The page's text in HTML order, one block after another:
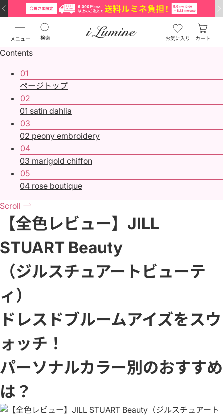
メニュー 検索 お気に入り カート
Contents
01
ページトップ
02
01 satin dahlia
03
02 peony embroidery
04
03 marigold chiffon
05
04 rose boutique
Scroll
【全色レビュー】JILL
STUART Beauty
（ジルスチュアートビューテ
ィ）
ドレスドブルームアイズをスウ
ォッチ！
パーソナルカラー別のおすすめ
は？